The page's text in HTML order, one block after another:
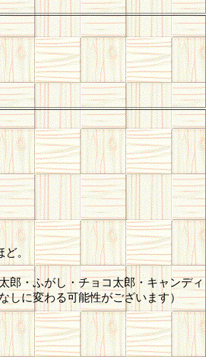
ど。
郎・ふがし・チョコ太郎・キャンディ
しに変わる可能性がございます）